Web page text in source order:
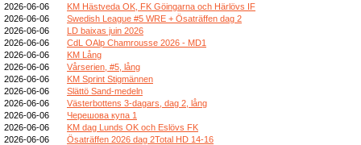
2026-06-06
KM Hästveda OK, FK Göingarna och Härlövs IF
2026-06-06
Swedish League #5 WRE + Ösaträffen dag 2
2026-06-06
LD baixas juin 2026
2026-06-06
CdL OAlp Chamrousse 2026 - MD1
2026-06-06
KM Lång
2026-06-06
Vårserien, #5, lång
2026-06-06
KM Sprint Stigmännen
2026-06-06
Slättö Sand-medeln
2026-06-06
Västerbottens 3-dagars, dag 2, lång
2026-06-06
Черешова купа 1
2026-06-06
KM dag Lunds OK och Eslövs FK
2026-06-06
Ösaträffen 2026 dag 2Total HD 14-16